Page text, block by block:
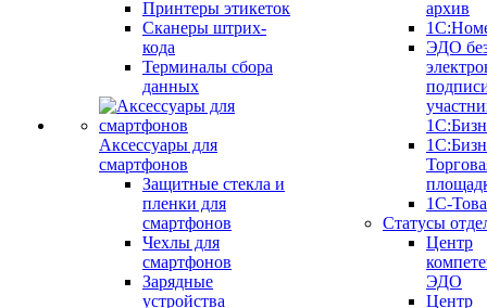
Принтеры этикеток
Сканеры штрих-
кода
Терминалы сбора
данных
Аксессуары для
смартфонов
Защитные стекла и
пленки для
смартфонов
Чехлы для
смартфонов
Зарядные
устройства
архив
ЭДО
1С-
Статусы
Центр
ЭДО
Центр